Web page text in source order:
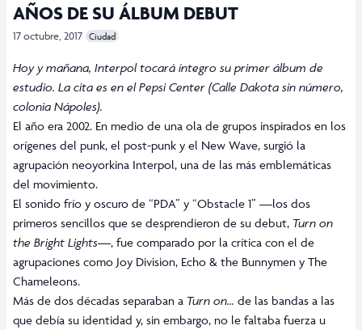
AÑOS DE SU ÁLBUM DEBUT
17 octubre, 2017 Ciudad
Hoy y mañana, Interpol tocará íntegro su primer álbum de
estudio. La cita es en el Pepsi Center (Calle Dakota sin número,
colonia Nápoles).
El año era 2002. En medio de una ola de grupos inspirados en los
orígenes del punk, el post-punk y el New Wave, surgió la
agrupación neoyorkina Interpol, una de las más emblemáticas
del movimiento.
El sonido frío y oscuro de “PDA” y “Obstacle 1” —los dos
primeros sencillos que se desprendieron de su debut, Turn on
the Bright Lights—, fue comparado por la crítica con el de
agrupaciones como Joy Division, Echo & the Bunnymen y The
Chameleons.
Más de dos décadas separaban a Turn on… de las bandas a las
que debía su identidad y, sin embargo, no le faltaba fuerza u